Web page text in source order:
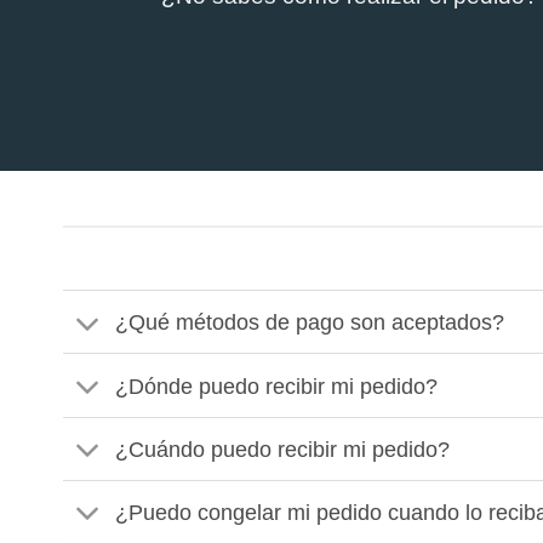
¿Qué métodos de pago son aceptados?
¿Dónde puedo recibir mi pedido?
¿Cuándo puedo recibir mi pedido?
¿Puedo congelar mi pedido cuando lo